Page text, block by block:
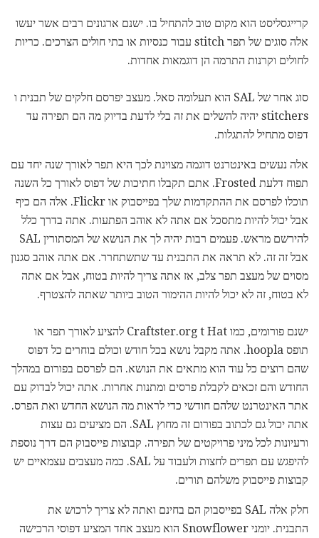
קרייגסליסט הוא מקום טוב להתחיל בו. ישנם ארגונים רבים אשר יעשו
אלה סוגים של תפר stitch עבור כנסיות או בתי חולים הצרכים. כריות
לחולים וקרנות התרמה הן דוגמאות אחדות.
סוג אחר של SAL הוא תעלומה סאל. מעצב יפרסם חלקים של תבנית ו
stitchers יהיה להשלים את זה בלי לדעת בדיוק מה הם תפירה עד
דפוס מתחיל להתגלות.
אלה נעשים באינטרנט דוגמה מצוינת לכך היא תפר לאורך שנה יחד עם
תפוח דלעת Frosted. אתם תקבלו חתיכות של דפוס לאורך כל השנה
תוכלו לפרסם את ההתקדמות שלך בפייסבוק או Flickr. אלה הם כיף
אבל יכול להיות מתסכל אם אתה לא אוהב הפתעות. אתה בדרך כלל
להירשם מראש. פעמים רבות יהיה לך את הנושא של המסתורין SAL
אבל זה זה. לא תראה את התבנית עד שתשתחרר. אם אתה אוהב סגנון
מסוים של מעצב תפר צלב, אז אתה צריך להיות בטוח, אבל אם אתה
לא בטוח, זה לא יכול להיות ההימור הטוב ביותר שאתה להצטרף.
ישנם פורומים, כמו Craftster.org t Hat להציע לאורך תפר או
תופס hoopla. אתה מקבל נושא בכל חודש וכולם בוחרים כל דפוס
שהם רוצים כל עוד הוא מתאים את הנושא. הם לפרסם בפורום במהלך
החודש והם זכאים לקבלת פרסים ומתנות אחרות. אתה יכול לבדוק עם
אתר האינטרנט שלהם חודשי כדי לראות מה הנושא החדש ואת הפרס.
אתה יכול גם לכתוב בפורום זה מחוץ SAL. הם מציעים גם עצות
ורעיונות לכל מיני פרויקטים של תפירה. קבוצות פייסבוק הם דרך נוספת
להיפגש עם תפרים לחצות ולעבוד על SAL. כמה מעצבים עצמאיים יש
קבוצות פייסבוק משלהם תורים.
חלק אלה SAL בפייסבוק הם בחינם ואתה לא צריך לרכוש את
התבנית. יומני Snowflower הוא מעצב אחד המציע דפוסי הרכישה